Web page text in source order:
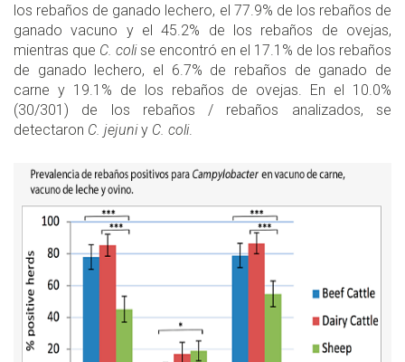
los rebaños de ganado lechero, el 77.9% de los rebaños de
ganado vacuno y el 45.2% de los rebaños de ovejas,
mientras que C. colise encontró en el 17.1% de los rebaños
de ganado lechero, el 6.7% de rebaños de ganado de
carne y 19.1% de los rebaños de ovejas. En el 10.0%
(30/301) de los rebaños / rebaños analizados, se
detectaron C. jejuniy C. coli.